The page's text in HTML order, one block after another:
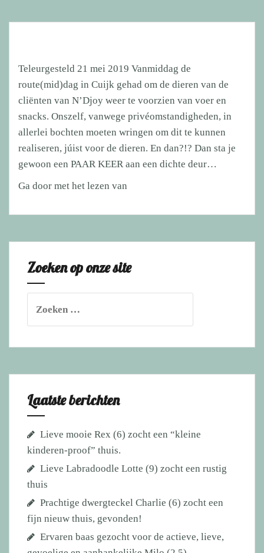
Teleurgesteld 21 mei 2019 Vanmiddag de
route(mid)dag in Cuijk gehad om de dieren van de
cliënten van N’Djoy weer te voorzien van voer en
snacks. Onszelf, vanwege privéomstandigheden, in
allerlei bochten moeten wringen om dit te kunnen
realiseren, júist voor de dieren. En dan?!? Dan sta je
gewoon een PAAR KEER aan een dichte deur…
Ga door met het lezen van
Zoeken op onze site
naar:
Laatste berichten
Lieve mooie Rex (6) zocht een “kleine
kinderen-proof” thuis.
Lieve Labradoodle Lotte (9) zocht een rustig
thuis
Prachtige dwergteckel Charlie (6) zocht een
fijn nieuw thuis, gevonden!
Ervaren baas gezocht voor de actieve, lieve,